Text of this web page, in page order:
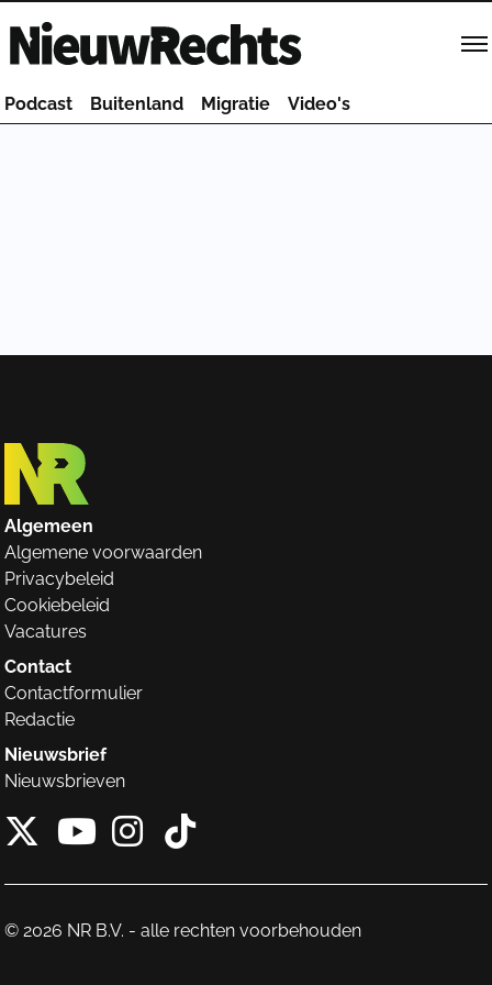
Homepage van NieuwRechts
Podcast Buitenland Migratie Video's
Algemeen
Algemene voorwaarden
Privacybeleid
Cookiebeleid
Vacatures
Contact
Contactformulier
Redactie
Nieuwsbrief
Nieuwsbrieven
X van NieuwRechts
Instagram van
Tiktok van
© 2026 NR B.V. - alle rechten voorbehouden